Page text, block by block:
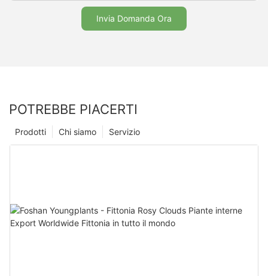
Invia Domanda Ora
POTREBBE PIACERTI
Servizio
Chi siamo
Prodotti